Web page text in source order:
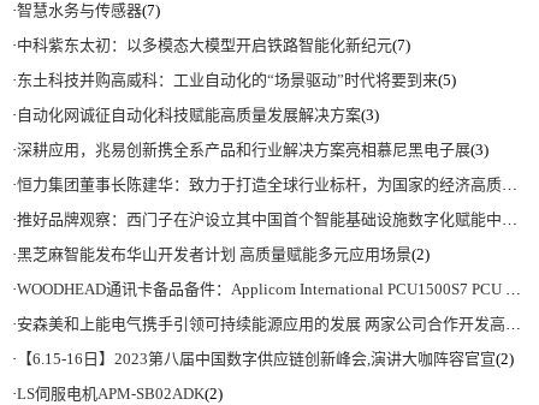
·智慧水务与传感器(7)
·中科紫东太初：以多模态大模型开启铁路智能化新纪元(7)
·东土科技并购高威科：工业自动化的“场景驱动”时代将要到来(5)
· 自动化网诚征自动化科技赋能高质量发展解决方案(3)
·深耕应用，兆易创新携全系产品和行业解决方案亮相慕尼黑电子展(3)
·恒力集团董事长陈建华：致力于打造全球行业标杆，为国家的经济高质量发展贡献更大力量|上海电气集团党委书记、董事长吴磊来访
·推好品牌观察：西门子在沪设立其中国首个智能基础设施数字化赋能中心
·黑芝麻智能发布华山开发者计划 高质量赋能多元应用场景(2)
·WOODHEAD通讯卡备品备件：Applicom International PCU1500S7 PCU 1500 S7 V4.5.0
·安森美和上能电气携手引领可持续能源应用的发展 两家公司合作开发高性能储能和太阳能组串式逆变器方案 以实现可持续的未来
· 【6.15-16日】2023第八届中国数字供应链创新峰会,演讲大咖阵容官宣(2)
·LS伺服电机APM-SB02ADK(2)